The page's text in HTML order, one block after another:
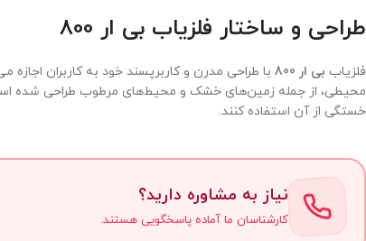
طراحی و ساختار فلزیاب بی ار 800
فلزیاب بی ار 800
با طراحی مدرن و کاربرپسند خود به کاربران
محیطی، از جمله زمین‌های خشک و محیط‌های مرطوب طراحی شده
خستگی از آن استفاده کنند.
نیاز به مشاوره دارید؟
کارشناسان ما آماده پاسخگویی هستند.